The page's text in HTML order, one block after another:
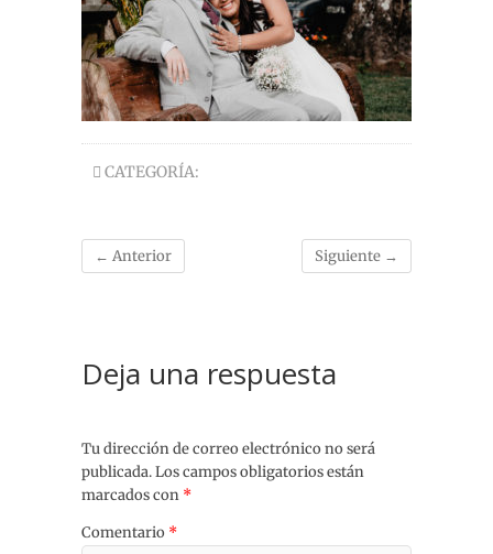
CATEGORÍA:
← Anterior Siguiente →
Deja una respuesta
Tu dirección de correo electrónico no será
publicada.Los campos obligatorios están
marcados con *
Comentario *